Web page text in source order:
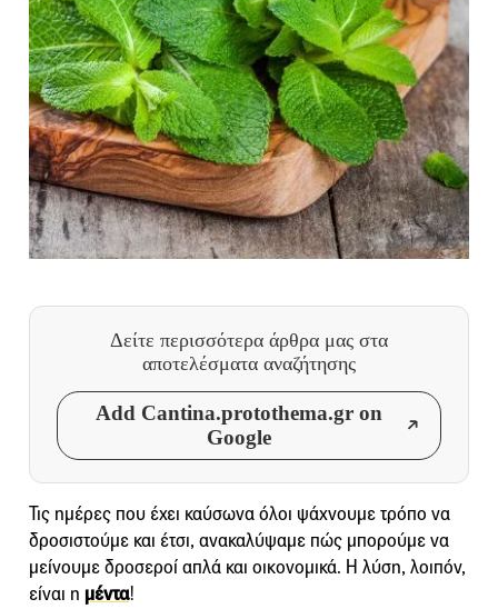
Δείτε περισσότερα άρθρα μας στα
αποτελέσματα αναζήτησης
Add Cantina.protothema.gr on
Google
Τις ημέρες που έχει καύσωνα όλοι ψάχνουμε τρόπο να
δροσιστούμε και έτσι, ανακαλύψαμε πώς μπορούμε να
μείνουμε δροσεροί απλά και οικονομικά. Η λύση, λοιπόν,
είναι η μέντα!